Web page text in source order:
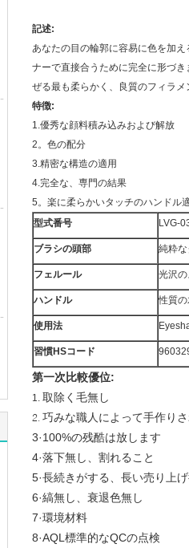
記述:
あなたの目の輪郭に容易に色を加
ナーで直接合うために完全に形づ
ぜる最も柔らかく、良質のフィラメ
特徴:
1.優秀な顔料積み込みおよび解放
2。色の配分
3.精密な構造の適用
4.完全な、専門の結果
5。楽に柔らかいタッチのハンドル
型式番号
LVG-
ブラシの頭部 純粋
フェルール 光沢
ハンドル 性質
使用法
習慣HSコード
第一次比較優位:
1. 取除く毛無し
2. 巧みな職人によって手作り
3·100%の残酷は放します
4·落下無し、割れること
5·長続きがする、長い売り上
6·縞無し、衰退色無し
7·環境材料
8·AQL標準的なQCの点検